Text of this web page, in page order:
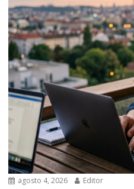
agosto 4, 2026 Editor